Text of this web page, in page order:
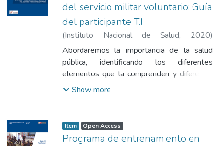
del servicio militar voluntario: Guía
del participante T.I
(Instituto Nacional de Salud, 2020)
Vásquez León, Blanca Gladys; Vásquez
Arangoitia, Claudia Liliana
Ordoñez Fuentes,
Flor de María;Rojas Arteaga, Norka Hilda
Abordaremos la importancia de la salud
pública, identificando los diferentes
elementos que la comprenden y diferencie
su rol.
Show more
Item Open Access
Programa de entrenamiento en